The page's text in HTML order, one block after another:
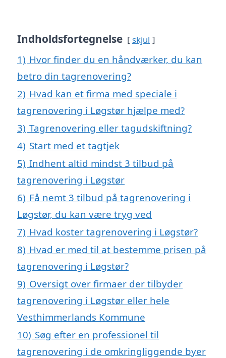
Indholdsfortegnelse skjul
1) Hvor finder du en håndværker, du kan
betro din tagrenovering?
2) Hvad kan et firma med speciale i
tagrenovering i Løgstør hjælpe med?
3) Tagrenovering eller tagudskiftning?
4) Start med et tagtjek
5) Indhent altid mindst 3 tilbud på
tagrenovering i Løgstør
6) Få nemt 3 tilbud på tagrenovering i
Løgstør, du kan være tryg ved
7) Hvad koster tagrenovering i Løgstør?
8) Hvad er med til at bestemme prisen på
tagrenovering i Løgstør?
9) Oversigt over firmaer der tilbyder
tagrenovering i Løgstør eller hele
Vesthimmerlands Kommune
10) Søg efter en professionel til
tagrenovering i de omkringliggende byer